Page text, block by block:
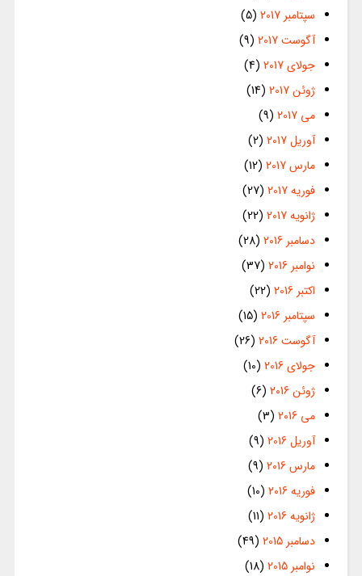
سپتامبر 2017
(5)
آگوست 2017
(9)
جولای 2017
(4)
ژوئن 2017
(14)
می 2017
(9)
آوریل 2017
(2)
مارس 2017
(12)
فوریه 2017
(27)
ژانویه 2017
(22)
دسامبر 2016
(28)
نوامبر 2016
(37)
اکتبر 2016
(22)
سپتامبر 2016
(15)
آگوست 2016
(26)
جولای 2016
(10)
ژوئن 2016
(6)
می 2016
(3)
آوریل 2016
(9)
مارس 2016
(9)
فوریه 2016
(10)
ژانویه 2016
(11)
دسامبر 2015
(49)
نوامبر 2015
(18)